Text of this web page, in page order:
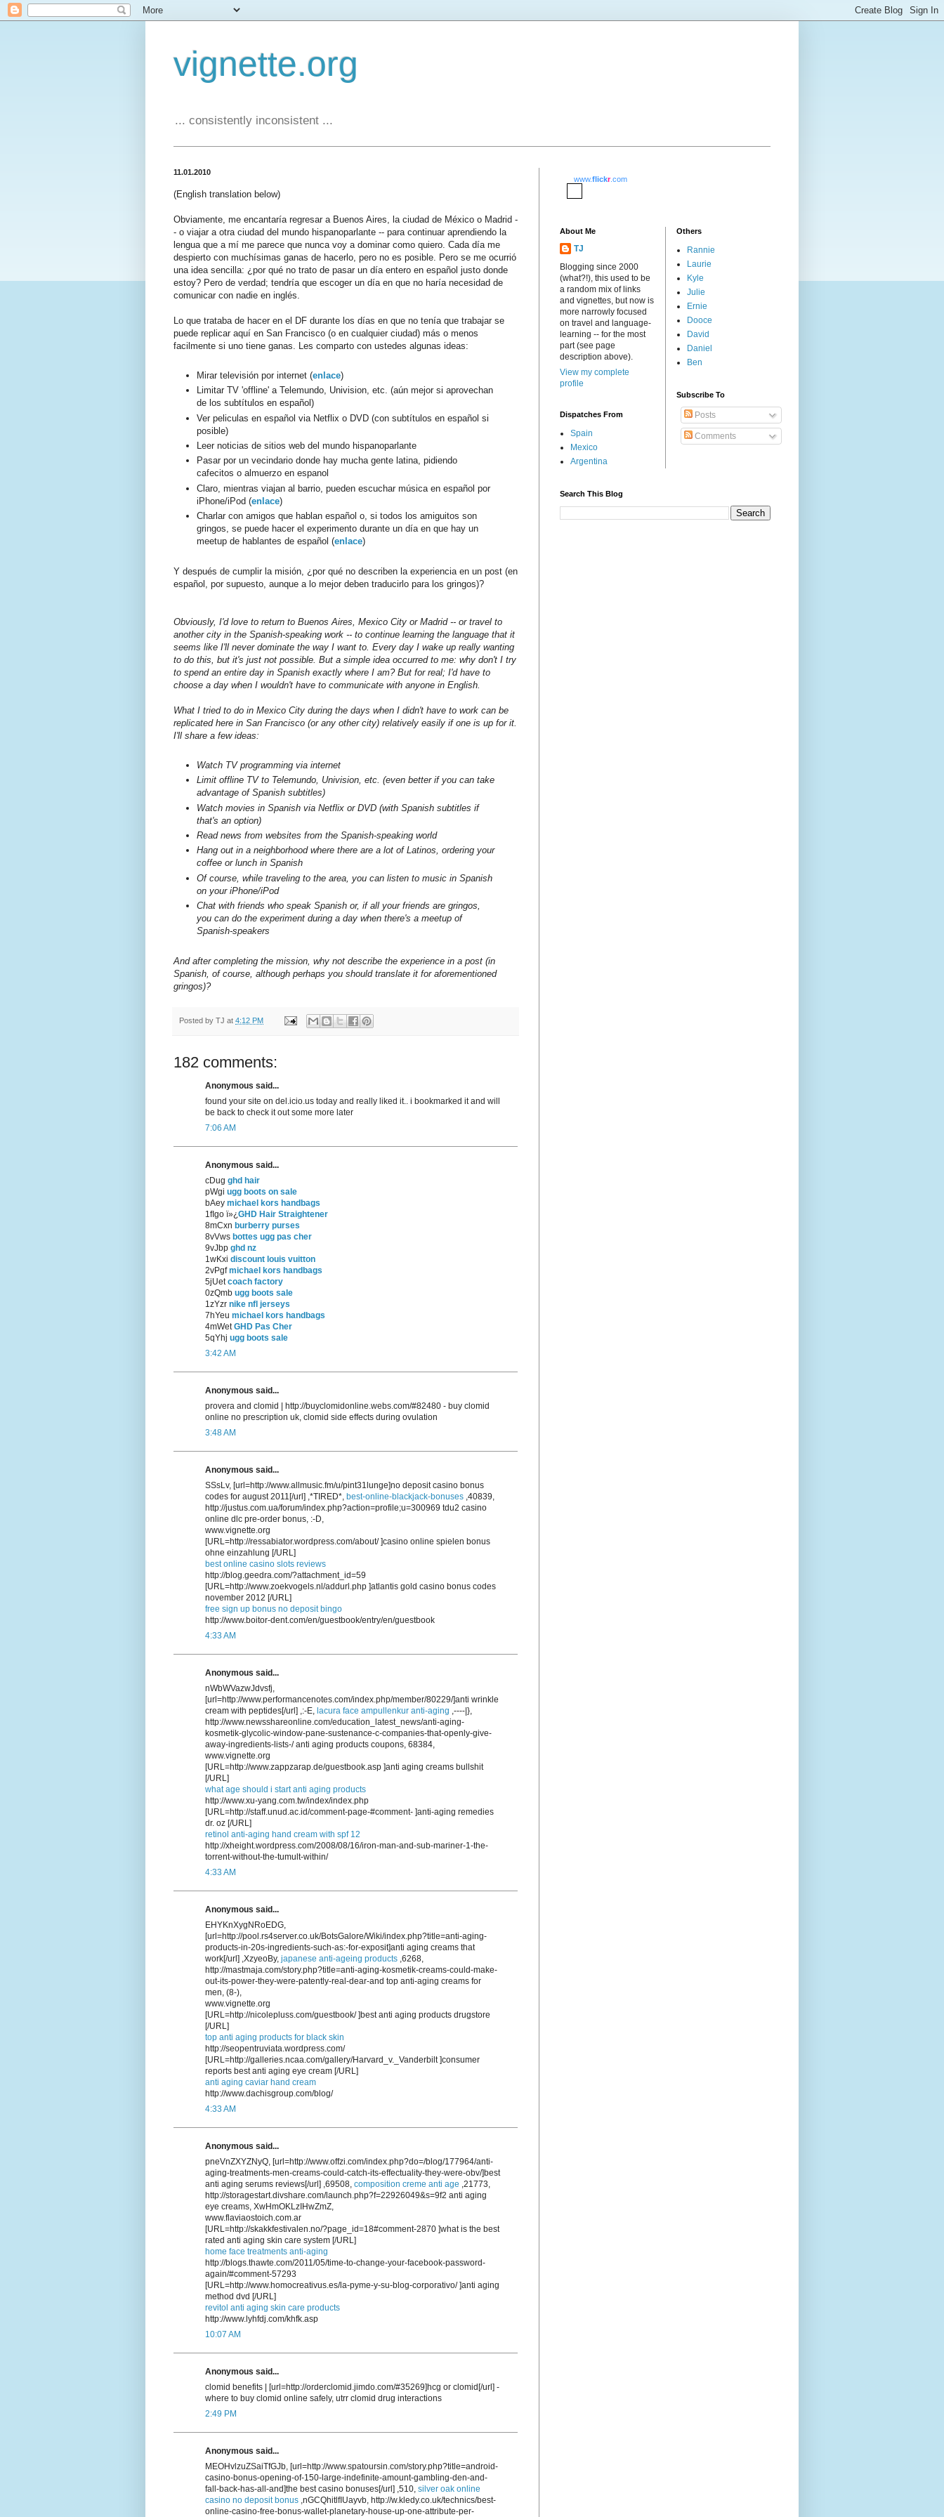
vignette.org
... consistently inconsistent ...
11.01.2010
(English translation below)
Obviamente, me encantaría regresar a Buenos Aires, la ciudad de México o Madrid -
- o viajar a otra ciudad del mundo hispanoparlante -- para continuar aprendiendo la
lengua que a mí me parece que nunca voy a dominar como quiero. Cada día me
despierto con muchísimas ganas de hacerlo, pero no es posible. Pero se me ocurrió
una idea sencilla: ¿por qué no trato de pasar un día entero en español justo donde
estoy? Pero de verdad; tendría que escoger un día en que no haría necesidad de
comunicar con nadie en inglés.
Lo que trataba de hacer en el DF durante los días en que no tenía que trabajar se
puede replicar aquí en San Francisco (o en cualquier ciudad) más o menos
facilmente si uno tiene ganas. Les comparto con ustedes algunas ideas:
Mirar televisión por internet (enlace)
Limitar TV 'offline' a Telemundo, Univision, etc. (aún mejor si aprovechan
de los subtítulos en español)
Ver peliculas en español via Netflix o DVD (con subtítulos en español si
posible)
Leer noticias de sitios web del mundo hispanoparlante
Pasar por un vecindario donde hay mucha gente latina, pidiendo
cafecitos o almuerzo en espanol
Claro, mientras viajan al barrio, pueden escuchar música en español por
iPhone/iPod (enlace)
Charlar con amigos que hablan español o, si todos los amiguitos son
gringos, se puede hacer el experimento durante un día en que hay un
meetup de hablantes de español (enlace)
Y después de cumplir la misión, ¿por qué no describen la experiencia en un post (en
español, por supuesto, aunque a lo mejor deben traducirlo para los gringos)?
Obviously, I'd love to return to Buenos Aires, Mexico City or Madrid -- or travel to
another city in the Spanish-speaking work -- to continue learning the language that it
seems like I'll never dominate the way I want to. Every day I wake up really wanting
to do this, but it's just not possible. But a simple idea occurred to me: why don't I try
to spend an entire day in Spanish exactly where I am? But for real; I'd have to
choose a day when I wouldn't have to communicate with anyone in English.
What I tried to do in Mexico City during the days when I didn't have to work can be
replicated here in San Francisco (or any other city) relatively easily if one is up for it.
I'll share a few ideas:
Watch TV programming via internet
Limit offline TV to Telemundo, Univision, etc. (even better if you can take
advantage of Spanish subtitles)
Watch movies in Spanish via Netflix or DVD (with Spanish subtitles if
that's an option)
Read news from websites from the Spanish-speaking world
Hang out in a neighborhood where there are a lot of Latinos, ordering your
coffee or lunch in Spanish
Of course, while traveling to the area, you can listen to music in Spanish
on your iPhone/iPod
Chat with friends who speak Spanish or, if all your friends are gringos,
you can do the experiment during a day when there's a meetup of
Spanish-speakers
And after completing the mission, why not describe the experience in a post (in
Spanish, of course, although perhaps you should translate it for aforementioned
gringos)?
Posted by TJ at 4:12 PM
182 comments:
Anonymous said...
found your site on del.icio.us today and really liked it.. i bookmarked it and will
be back to check it out some more later
7:06 AM
Anonymous said...
cDug ghd hair
pWgi ugg boots on sale
bAey michael kors handbags
1fIgo ï»¿GHD Hair Straightener
8mCxn burberry purses
8vVws bottes ugg pas cher
9vJbp ghd nz
1wKxi discount louis vuitton
2vPgfmichael kors handbags
5jUetcoach factory
0zQmb ugg boots sale
1zYzr nike nfl jerseys
7hYeu michael kors handbags
4mWetGHD Pas Cher
5qYhj ugg boots sale
3:42 AM
Anonymous said...
provera and clomid | http://buyclomidonline.webs.com/#82480 - buy clomid
online no prescription uk, clomid side effects during ovulation
3:48 AM
Anonymous said...
SSsLv, [url=http://www.allmusic.fm/u/pint31lunge]no deposit casino bonus
codes for august 2011[/url] ,*TIRED*, best-online-blackjack-bonuses ,40839,
http://justus.com.ua/forum/index.php?action=profile;u=300969 tdu2 casino
online dlc pre-order bonus, :-D,
www.vignette.org
[URL=http://ressabiator.wordpress.com/about/ ]casino online spielen bonus
ohne einzahlung [/URL]
best online casino slots reviews
http://blog.geedra.com/?attachment_id=59
[URL=http://www.zoekvogels.nl/addurl.php ]atlantis gold casino bonus codes
november 2012 [/URL]
free sign up bonus no deposit bingo
http://www.boitor-dent.com/en/guestbook/entry/en/guestbook
4:33 AM
Anonymous said...
nWbWVazwJdvsfj,
[url=http://www.performancenotes.com/index.php/member/80229/]anti wrinkle
cream with peptides[/url] ,:-E, lacura face ampullenkur anti-aging ,----|},
http://www.newsshareonline.com/education_latest_news/anti-aging-
kosmetik-glycolic-window-pane-sustenance-c-companies-that-openly-give-
away-ingredients-lists-/ anti aging products coupons, 68384,
www.vignette.org
[URL=http://www.zappzarap.de/guestbook.asp ]anti aging creams bullshit
[/URL]
what age should i start anti aging products
http://www.xu-yang.com.tw/index/index.php
[URL=http://staff.unud.ac.id/comment-page-#comment- ]anti-aging remedies
dr. oz [/URL]
retinol anti-aging hand cream with spf 12
http://xheight.wordpress.com/2008/08/16/iron-man-and-sub-mariner-1-the-
torrent-without-the-tumult-within/
4:33 AM
Anonymous said...
EHYKnXygNRoEDG,
[url=http://pool.rs4server.co.uk/BotsGalore/Wiki/index.php?title=anti-aging-
products-in-20s-ingredients-such-as:-for-exposit]anti aging creams that
work[/url] ,XzyeoBy, japanese anti-ageing products ,6268,
http://mastmaja.com/story.php?title=anti-aging-kosmetik-creams-could-make-
out-its-power-they-were-patently-real-dear-and top anti-aging creams for
men, (8-),
www.vignette.org
[URL=http://nicolepluss.com/guestbook/ ]best anti aging products drugstore
[/URL]
top anti aging products for black skin
http://seopentruviata.wordpress.com/
[URL=http://galleries.ncaa.com/gallery/Harvard_v._Vanderbilt ]consumer
reports best anti aging eye cream [/URL]
anti aging caviar hand cream
http://www.dachisgroup.com/blog/
4:33 AM
Anonymous said...
pneVnZXYZNyQ, [url=http://www.offzi.com/index.php?do=/blog/177964/anti-
aging-treatments-men-creams-could-catch-its-effectuality-they-were-obv/]best
anti aging serums reviews[/url] ,69508, composition creme anti age ,21773,
http://storagestart.divshare.com/launch.php?f=22926049&s=9f2 anti aging
eye creams, XwHmOKLzIHwZmZ,
www.flaviaostoich.com.ar
[URL=http://skakkfestivalen.no/?page_id=18#comment-2870 ]what is the best
rated anti aging skin care system [/URL]
home face treatments anti-aging
http://blogs.thawte.com/2011/05/time-to-change-your-facebook-password-
again/#comment-57293
[URL=http://www.homocreativus.es/la-pyme-y-su-blog-corporativo/ ]anti aging
method dvd [/URL]
revitol anti aging skin care products
http://www.lyhfdj.com/khfk.asp
10:07 AM
Anonymous said...
clomid benefits | [url=http://orderclomid.jimdo.com/#35269]hcg or clomid[/url] -
where to buy clomid online safely, utrr clomid drug interactions
2:49 PM
Anonymous said...
MEOHvlzuZSaiTfGJb, [url=http://www.spatoursin.com/story.php?title=android-
casino-bonus-opening-of-150-large-indefinite-amount-gambling-den-and-
fall-back-has-all-and]the best casino bonuses[/url] ,510, silver oak online
casino no deposit bonus ,nGCQhitlfIUayvb, http://w.kledy.co.uk/technics/best-
online-casino-free-bonus-wallet-planetary-house-up-one-attribute-per-
www.flickr.com
About Me
TJ
Blogging since 2000
(what?!), this used to be
a random mix of links
and vignettes, but now is
more narrowly focused
on travel and language-
learning -- for the most
part (see page
description above).
View my complete
profile
Dispatches From
Spain
Mexico
Argentina
Others
Rannie
Laurie
Kyle
Julie
Ernie
Dooce
David
Daniel
Ben
Subscribe To
Posts
Comments
Search This Blog